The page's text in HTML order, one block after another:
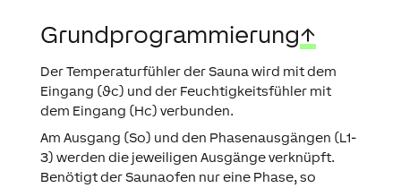
Grundprogrammierung↑
Der Temperaturfühler der Sauna wird mit dem
Eingang (ϑc) und der Feuchtigkeitsfühler mit
dem Eingang (Hc) verbunden.
Am Ausgang (So) und den Phasenausgängen (L1-
3) werden die jeweiligen Ausgänge verknüpft.
Benötigt der Saunaofen nur eine Phase, so